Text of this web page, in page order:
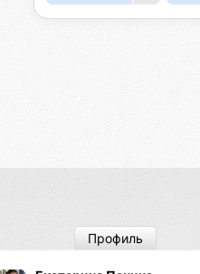
Профиль